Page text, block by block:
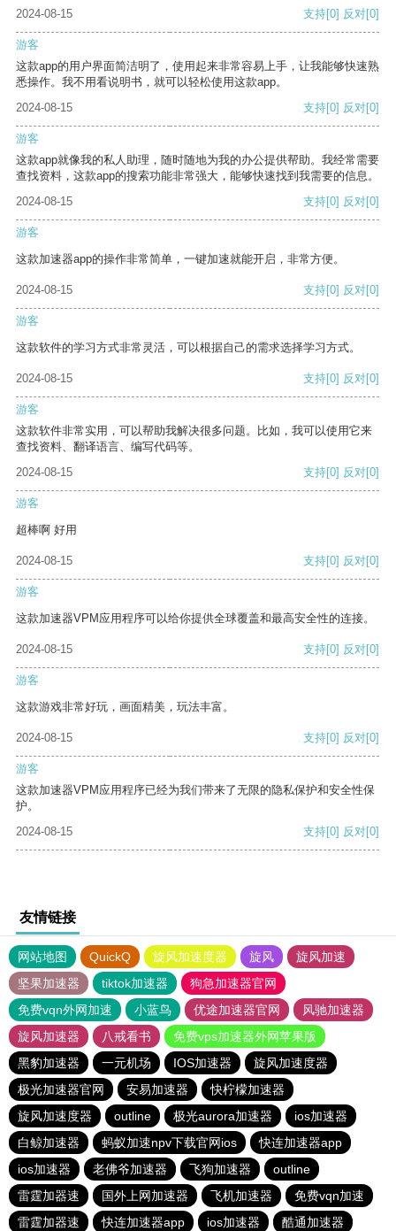
2024-08-15 支持[0] 反对[0]
游客
这款app的用户界面简洁明了，使用起来非常容易上手，让我能够快速熟
悉操作。我不用看说明书，就可以轻松使用这款app。
2024-08-15
支持[0] 反对[0]
游客
这款app就像我的私人助理，随时随地为我的办公提供帮助。我经常需要
查找资料，这款app的搜索功能非常强大，能够快速找到我需要的信息。
2024-08-15
支持[0] 反对[0]
游客
这款加速器app的操作非常简单，一键加速就能开启，非常方便。
2024-08-15 支持[0] 反对[0]
游客
这款软件的学习方式非常灵活，可以根据自己的需求选择学习方式。
2024-08-15 支持[0] 反对[0]
游客
这款软件非常实用，可以帮助我解决很多问题。比如，我可以使用它来
查找资料、翻译语言、编写代码等。
2024-08-15
支持[0] 反对[0]
游客
超棒啊 好用
2024-08-15 支持[0] 反对[0]
游客
这款加速器VPM应用程序可以给你提供全球覆盖和最高安全性的连接。
2024-08-15 支持[0] 反对[0]
游客
这款游戏非常好玩，画面精美，玩法丰富。
2024-08-15 支持[0] 反对[0]
游客
这款加速器VPM应用程序已经为我们带来了无限的隐私保护和安全性保
护。
2024-08-15
支持[0] 反对[0]
友情链接
网站地图 QuickQ 旋风加速度器 旋风
旋风加速
坚果加速器
tiktok加速器
狗急加速器官网
免费vqn外网加速
小蓝鸟 优途加速器官网
风驰加速器
旋风加速器
八戒看书
免费vps加速器外网苹果版
黑豹加速器
一元机场 IOS加速器
旋风加速度器
极光加速器官网
安易加速器
快柠檬加速器
旋风加速度器
outline 极光aurora加速器
ios加速器
白鲸加速器
蚂蚁加速npv下载官网ios
快连加速器app
ios加速器
老佛爷加速器 飞狗加速器
outline
雷霆加器速
国外上网加速器 飞机加速器
免费vqn加速
雷霆加器速
快连加速器app ios加速器 酷通加速器